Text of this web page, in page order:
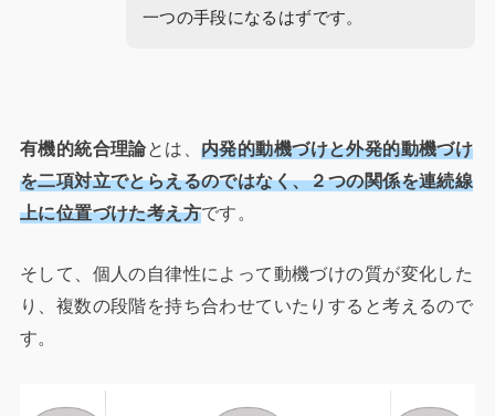
一つの手段になるはずです。
有機的統合理論とは、内発的動機づけと外発的動機づけ
を二項対立でとらえるのではなく、２つの関係を連続線
上に位置づけた考え方です。
そして、個人の自律性によって動機づけの質が変化した
り、複数の段階を持ち合わせていたりすると考えるので
す。